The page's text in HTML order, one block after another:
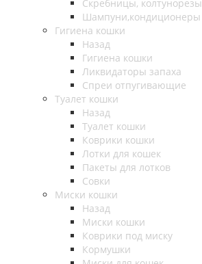
Скребницы, колтунорезы
Шампуни,кондиционеры
Гигиена кошки
Назад
Гигиена кошки
Ликвидаторы запаха
Спреи отпугивающие
Туалет кошки
Назад
Туалет кошки
Коврики кошки
Лотки для кошек
Пакеты для лотков
Совки
Миски кошки
Назад
Миски кошки
Коврики под миску
Кормушки